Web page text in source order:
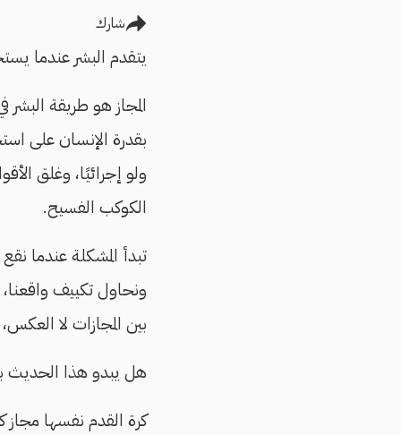
شارك
يتقدم البشر عندما
المجاز هو طريقة
بقدرة الإنسان على
ولو إجرائيًا، وغلق
الكوكب الفسيح.
تبدأ المشكلة عندما
ونحاول تكييف
بين المجازات لا
هل يبدو هذا الحديث
كرة القدم نفسها مجاز